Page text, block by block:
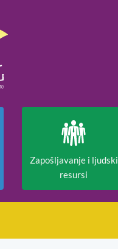
Zapošljavanje i ljudski
resursi